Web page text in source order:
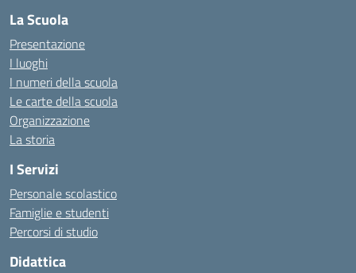
La Scuola
Presentazione
I luoghi
I numeri della scuola
Le carte della scuola
Organizzazione
La storia
I Servizi
Personale scolastico
Famiglie e studenti
Percorsi di studio
Didattica